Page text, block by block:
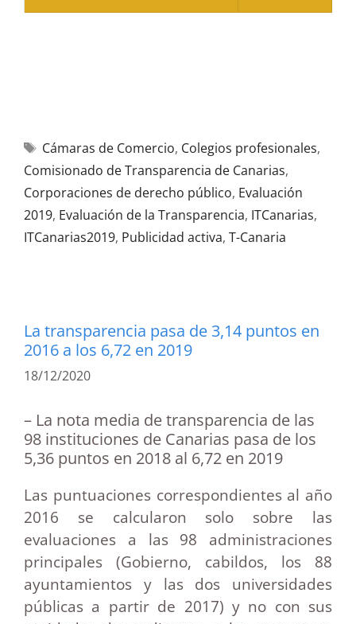
Cámaras de Comercio, Colegios profesionales,
Comisionado de Transparencia de Canarias,
Corporaciones de derecho público, Evaluación
2019, Evaluación de la Transparencia, ITCanarias,
ITCanarias2019, Publicidad activa, T-Canaria
La transparencia pasa de 3,14 puntos en
2016 a los 6,72 en 2019
18/12/2020
– La nota media de transparencia de las
98 instituciones de Canarias pasa de los
5,36 puntos en 2018 al 6,72 en 2019
Las puntuaciones correspondientes al año
2016 se calcularon solo sobre las
evaluaciones a las 98 administraciones
principales (Gobierno, cabildos, los 88
ayuntamientos y las dos universidades
públicas a partir de 2017) y no con sus